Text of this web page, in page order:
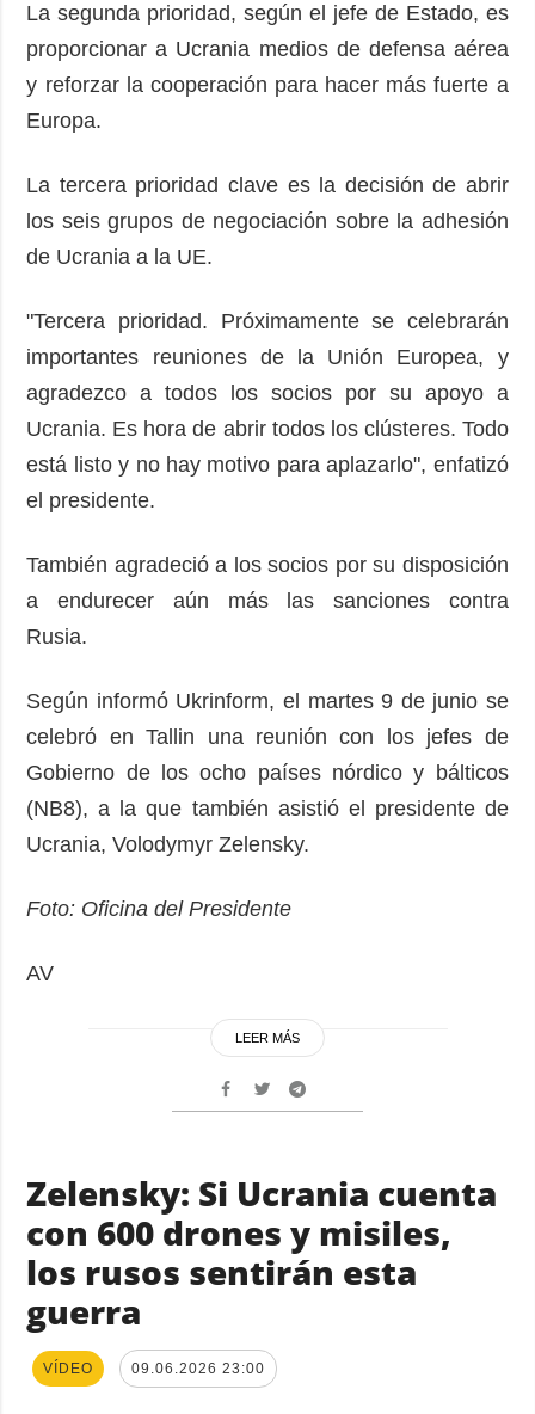
La segunda prioridad, según el jefe de Estado, es
proporcionar a Ucrania medios de defensa aérea
y reforzar la cooperación para hacer más fuerte a
Europa.
La tercera prioridad clave es la decisión de abrir
los seis grupos de negociación sobre la adhesión
de Ucrania a la UE.
"Tercera prioridad. Próximamente se celebrarán
importantes reuniones de la Unión Europea, y
agradezco a todos los socios por su apoyo a
Ucrania. Es hora de abrir todos los clústeres. Todo
está listo y no hay motivo para aplazarlo", enfatizó
el presidente.
También agradeció a los socios por su disposición
a endurecer aún más las sanciones contra
Rusia.
Según informó Ukrinform, el martes 9 de junio se
celebró en Tallin una reunión con los jefes de
Gobierno de los ocho países nórdico y bálticos
(NB8), a la que también asistió el presidente de
Ucrania, Volodymyr Zelensky.
Foto: Oficina del Presidente
AV
LEER MÁS
Zelensky: Si Ucrania cuenta
con 600 drones y misiles,
los rusos sentirán esta
guerra
VÍDEO 09.06.2026 23:00